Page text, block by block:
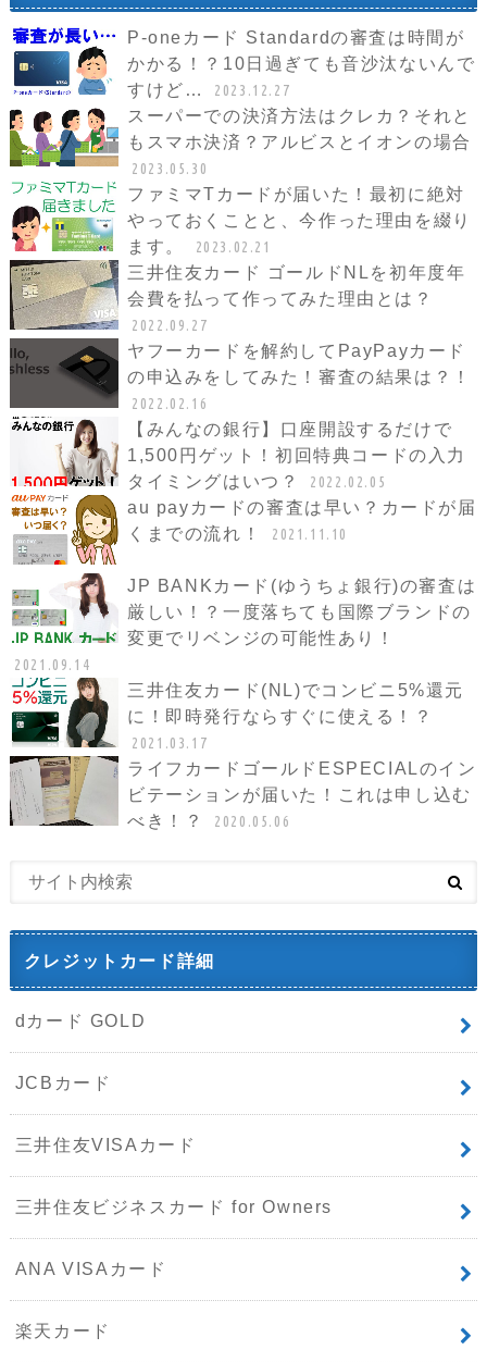
P-oneカード Standardの審査は時間が
かかる！？10日過ぎても音沙汰ないんで
すけど…
2023.12.27
スーパーでの決済方法はクレカ？それと
もスマホ決済？アルビスとイオンの場合
2023.05.30
ファミマTカードが届いた！最初に絶対
やっておくことと、今作った理由を綴り
ます。
2023.02.21
三井住友カード ゴールドNLを初年度年
会費を払って作ってみた理由とは？
2022.09.27
ヤフーカードを解約してPayPayカード
の申込みをしてみた！審査の結果は？！
2022.02.16
【みんなの銀行】口座開設するだけで
1,500円ゲット！初回特典コードの入力
タイミングはいつ？
2022.02.05
au payカードの審査は早い？カードが届
くまでの流れ！
2021.11.10
JP BANKカード(ゆうちょ銀行)の審査は
厳しい！？一度落ちても国際ブランドの
変更でリベンジの可能性あり！
2021.09.14
三井住友カード(NL)でコンビニ5%還元
に！即時発行ならすぐに使える！？
2021.03.17
ライフカードゴールドESPECIALのイン
ビテーションが届いた！これは申し込む
べき！？
2020.05.06
クレジットカード詳細
dカード GOLD
JCBカード
三井住友VISAカード
三井住友ビジネスカード for Owners
ANA VISAカード
楽天カード